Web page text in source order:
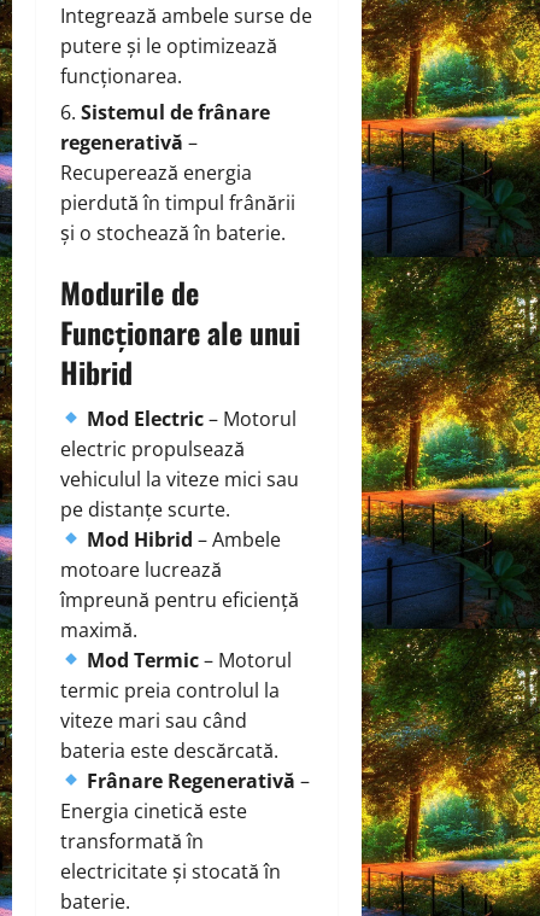
Integrează ambele surse de
putere și le optimizează
funcționarea.
Sistemul de frânare
regenerativă –
Recuperează energia
pierdută în timpul frânării
și o stochează în baterie.
Modurile de
Funcționare ale unui
Hibrid
Mod Electric– Motorul
electric propulsează
vehiculul la viteze mici sau
pe distanțe scurte.
Mod Hibrid – Ambele
motoare lucrează
împreună pentru eficiență
maximă.
Mod Termic– Motorul
termic preia controlul la
viteze mari sau când
bateria este descărcată.
Frânare Regenerativă –
Energia cinetică este
transformată în
electricitate și stocată în
baterie.